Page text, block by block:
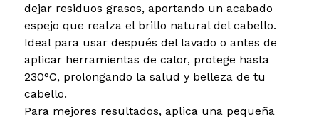
dejar residuos grasos, aportando un acabado
espejo que realza el brillo natural del cabello.
Ideal para usar después del lavado o antes de
aplicar herramientas de calor, protege hasta
230°C, prolongando la salud y belleza de tu
cabello.
Para mejores resultados, aplica una pequeña